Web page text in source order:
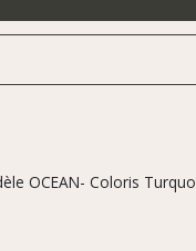
OCEAN- Coloris